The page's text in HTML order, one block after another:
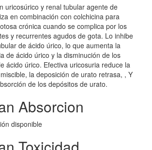
uricosúrico y renal tubular agente de
en combinación con colchicina para
crónica cuando se complica por los
y recurrentes agudos de gota. Lo inhibe
de ácido úrico, lo que aumenta la
de ácido úrico y la disminución de los
ácido úrico. Efectiva uricosuria reduce la
la deposición de urato retrasa, , Y
de los depósitos de urato.
Absorcion
disponible